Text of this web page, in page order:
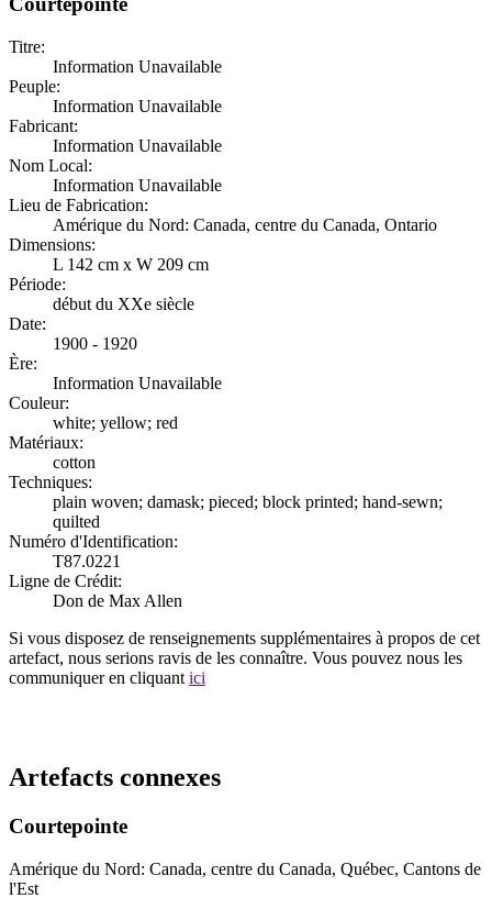
Titre:
Information Unavailable
Peuple:
Information Unavailable
Fabricant:
Information Unavailable
Nom Local:
Information Unavailable
Lieu de Fabrication:
Amérique du Nord: Canada, centre du Canada, Ontario
Dimensions:
L 142 cm x W 209 cm
Période:
début du XXe siècle
Date:
1900 - 1920
Ère:
Information Unavailable
Couleur:
white; yellow; red
Matériaux:
cotton
Techniques:
plain woven; damask; pieced; block printed; hand-sewn;
quilted
Numéro d'Identification:
T87.0221
Ligne de Crédit:
Don de Max Allen
Si vous disposez de renseignements supplémentaires à propos de cet
artefact, nous serions ravis de les connaître. Vous pouvez nous les
communiquer en cliquant ici
Artefacts connexes
Courtepointe
Amérique du Nord: Canada, centre du Canada, Québec, Cantons de
l'Est